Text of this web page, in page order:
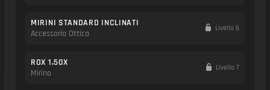
MIRINI STANDARD INCLINATI
Accessorio Ottica
Livello 6
ROX 1,50X
Mirino
Livello 7